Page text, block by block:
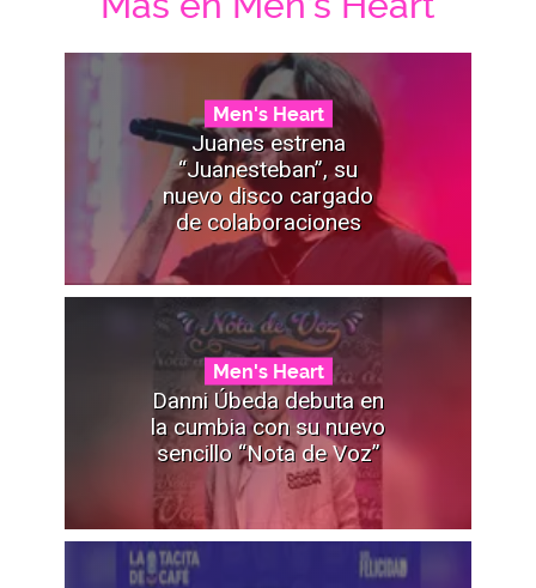
Men's Heart
Juanes estrena
“Juanesteban”, su
nuevo disco cargado
de colaboraciones
Men's Heart
Danni Úbeda debuta en
la cumbia con su nuevo
sencillo “Nota de Voz”